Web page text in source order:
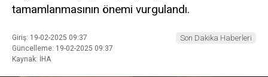
tamamlanmasının önemi vurgulandı.
Giriş: 19-02-2025 09:37
Güncelleme: 19-02-2025 09:37
Kaynak: İHA
Son Dakika Haberleri